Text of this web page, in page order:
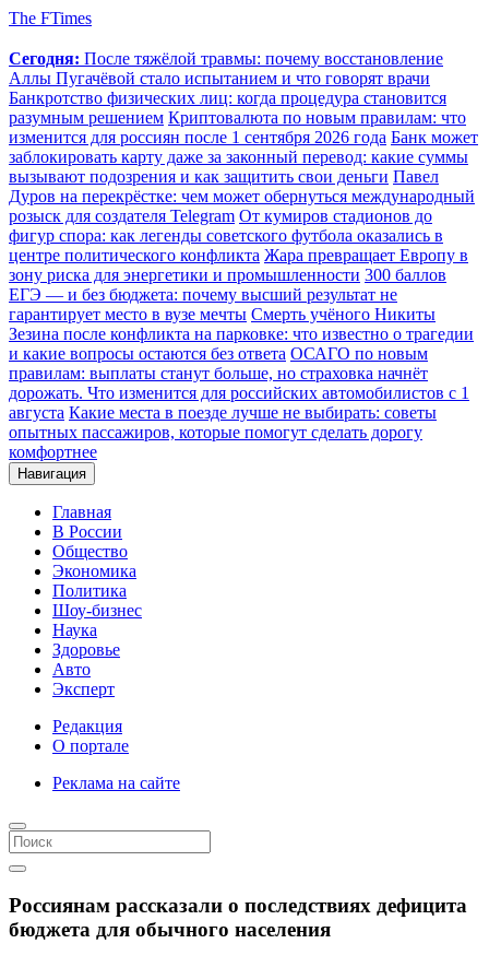
The FTimes
Сегодня: После тяжёлой травмы: почему восстановление
Аллы Пугачёвой стало испытанием и что говорят врачи
Банкротство физических лиц: когда процедура становится
разумным решением Криптовалюта по новым правилам: что
изменится для россиян после 1 сентября 2026 года Банк может
заблокировать карту даже за законный перевод: какие суммы
вызывают подозрения и как защитить свои деньги Павел
Дуров на перекрёстке: чем может обернуться международный
розыск для создателя Telegram От кумиров стадионов до
фигур спора: как легенды советского футбола оказались в
центре политического конфликта Жара превращает Европу в
зону риска для энергетики и промышленности 300 баллов
ЕГЭ — и без бюджета: почему высший результат не
гарантирует место в вузе мечты Смерть учёного Никиты
Зезина после конфликта на парковке: что известно о трагедии
и какие вопросы остаются без ответа ОСАГО по новым
правилам: выплаты станут больше, но страховка начнёт
дорожать. Что изменится для российских автомобилистов с 1
августа Какие места в поезде лучше не выбирать: советы
опытных пассажиров, которые помогут сделать дорогу
комфортнее
Навигация
Главная
В России
Общество
Экономика
Политика
Шоу-бизнес
Наука
Здоровье
Авто
Эксперт
Редакция
О портале
Реклама на сайте
Россиянам рассказали о последствиях дефицита
бюджета для обычного населения